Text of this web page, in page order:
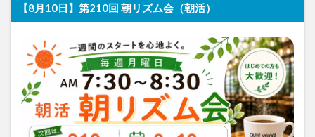
【8月10日】第210回 朝リズム会（朝活）